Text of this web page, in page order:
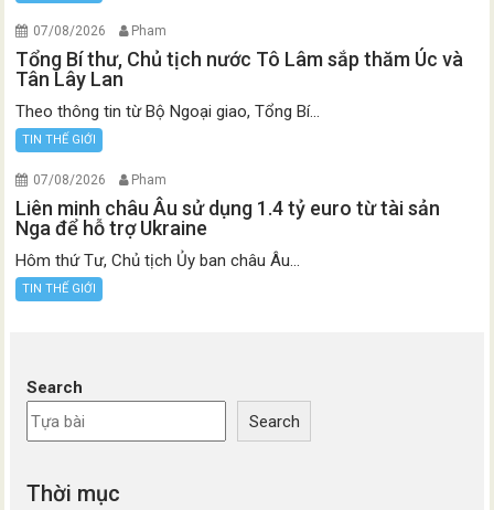
07/08/2026 Pham
Tổng Bí thư, Chủ tịch nước Tô Lâm sắp thăm Úc và
Tân Lây Lan
Theo thông tin từ Bộ Ngoại giao, Tổng Bí...
TIN THẾ GIỚI
07/08/2026 Pham
Liên minh châu Âu sử dụng 1.4 tỷ euro từ tài sản
Nga để hỗ trợ Ukraine
Hôm thứ Tư, Chủ tịch Ủy ban châu Âu...
TIN THẾ GIỚI
Search
Search
Thời mục